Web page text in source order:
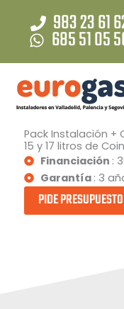
contenido
983 23 61
685 51 05
Pack Instalación +
15 y 17 litros de
Financiación :
Garantía : 3
PIDE PRESUPUESTO